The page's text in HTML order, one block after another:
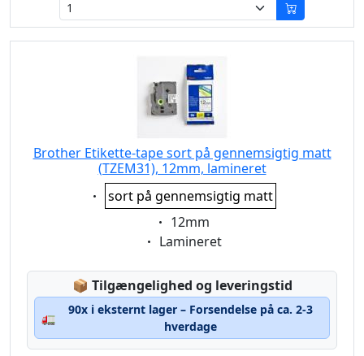
Brother Etikette-tape sort på gennemsigtig matt
(TZEM31), 12mm, lamineret
Eigenschaft:
sort på gennemsigtig matt
Eigenschaft:
12mm
Eigenschaft:
Lamineret
📦 Lagerstatus:
Tilgængelighed og leveringstid
🚛
90x i eksternt lager – Forsendelse på ca. 2-3
hverdage